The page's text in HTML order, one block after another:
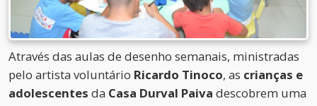
Através das aulas de desenho semanais, ministradas
pelo artista voluntário Ricardo Tinoco, as crianças e
adolescentes da Casa Durval Paiva descobrem uma